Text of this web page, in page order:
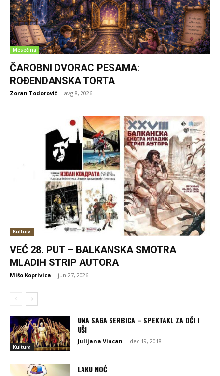
Mesečina
ČAROBNI DVORAC PESAMA:
ROĐENDANSKA TORTA
Zoran Todorović - avg 8, 2026
Kultura
VEĆ 28. PUT – BALKANSKA SMOTRA
MLADIH STRIP AUTORA
Mišo Koprivica - jun 27, 2026
Kultura
UNA SAGA SERBICA – SPEKTAKL ZA OČI I
UŠI
Julijana Vincan - dec 19, 2018
LAKU NOĆ